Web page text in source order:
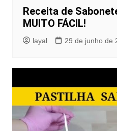
Receita de
MUITO FÁCIL!
layal 29 de junho de